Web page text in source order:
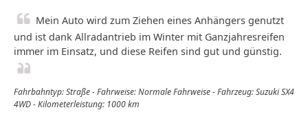
Mein Auto wird zum Ziehen eines Anhängers genutzt
und ist dank Allradantrieb im Winter mit Ganzjahresreifen
immer im Einsatz, und diese Reifen sind gut und günstig.
Fahrbahntyp: Straße - Fahrweise: Normale Fahrweise - Fahrzeug: Suzuki SX4
4WD - Kilometerleistung: 1000 km